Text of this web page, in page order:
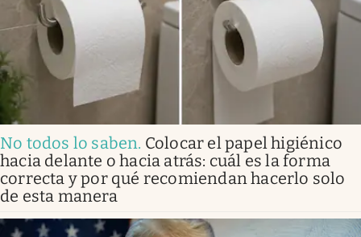
No todos lo saben. Colocar el papel higiénico
hacia delante o hacia atrás: cuál es la forma
correcta y por qué recomiendan hacerlo solo
de esta manera